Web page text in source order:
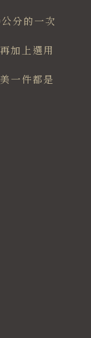
分的一次
加上選用
一件都是